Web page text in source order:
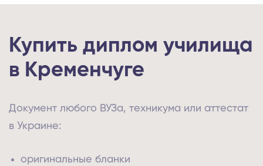
Купить диплом училища
в Кременчуге
Документ любого ВУЗа, техникума или аттестат
в Украине:
оригинальные бланки